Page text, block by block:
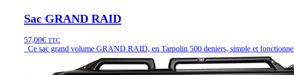
Sac GRAND RAID
57,00€ TTC
Ce sac grand volume GRAND RAID, en Tarpolin 500 deniers, simple et